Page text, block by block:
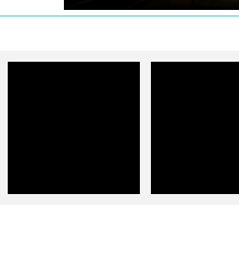
«ЗАГАДОЧНОЕ УБИЙСТВО В